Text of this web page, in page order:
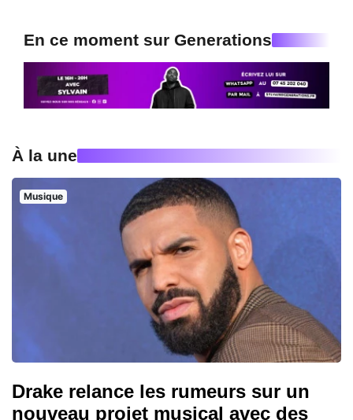
En ce moment sur Generations
À la une
Musique
Drake relance les rumeurs sur un
nouveau projet musical avec des